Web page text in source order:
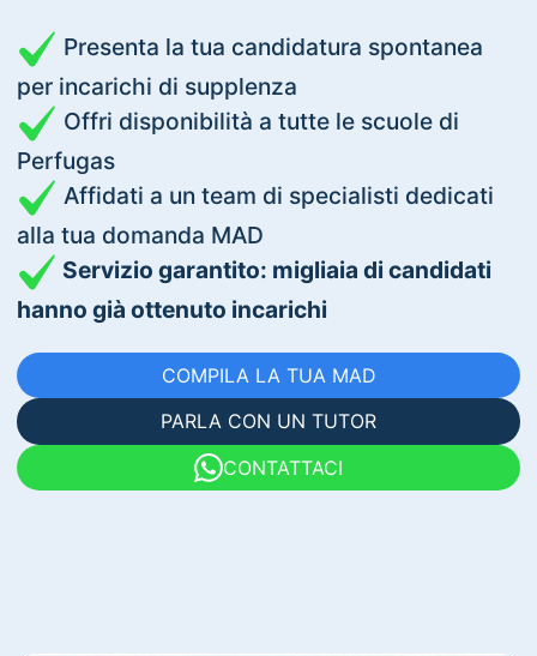
Presenta la tua candidatura spontanea
per incarichi di supplenza
Offri disponibilità a tutte le scuole di
Perfugas
Affidati a un team di specialisti dedicati
alla tua domanda MAD
Servizio garantito: migliaia di candidati
hanno già ottenuto incarichi
COMPILA LA TUA MAD
PARLA CON UN TUTOR
CONTATTACI